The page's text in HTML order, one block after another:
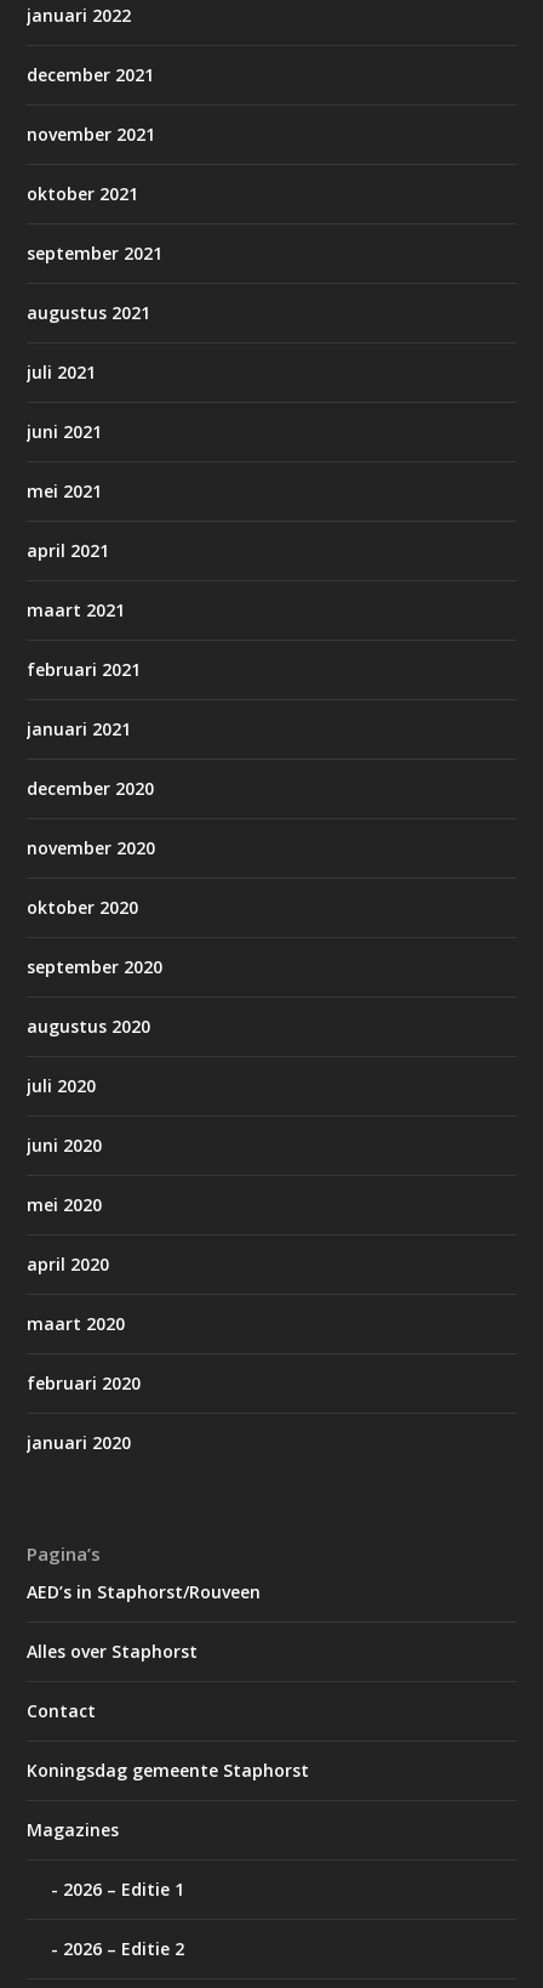
januari 2022
december 2021
november 2021
oktober 2021
september 2021
augustus 2021
juli 2021
juni 2021
mei 2021
april 2021
maart 2021
februari 2021
januari 2021
december 2020
november 2020
oktober 2020
september 2020
augustus 2020
juli 2020
juni 2020
mei 2020
april 2020
maart 2020
februari 2020
januari 2020
Pagina’s
AED’s in Staphorst/Rouveen
Alles over Staphorst
Contact
Koningsdag gemeente Staphorst
Magazines
2026 – Editie 1
2026 – Editie 2